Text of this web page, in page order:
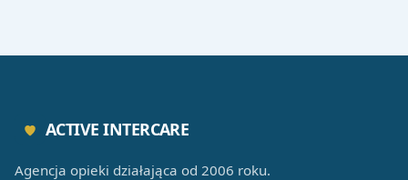
ACTIVE INTERCARE
Agencja opieki działająca od 2006 roku.